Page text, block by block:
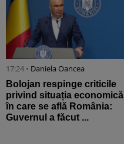
17:24 • Daniela Oancea
Bolojan respinge criticile
privind situația economică
în care se află România:
Guvernul a făcut ...